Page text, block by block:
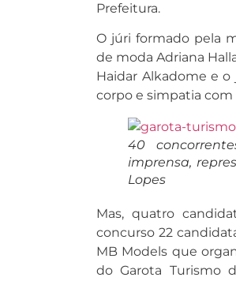
Prefeitura.
O júri formado pela
de moda Adriana
Haidar Alkadome e
corpo e simpatia com
40
imprensa,
Lopes
Mas, quatro
concurso 22
MB Models que
do Garota Turismo